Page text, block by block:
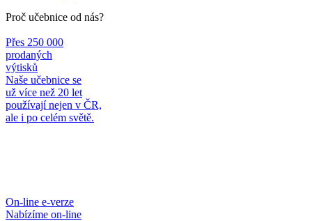
Proč učebnice od nás?
Přes 250 000
prodaných
výtisků
Naše učebnice se
už více než 20 let
používají nejen v ČR,
ale i po celém světě.
On-line e-verze
Nabízíme on-line